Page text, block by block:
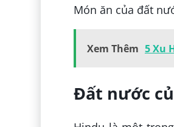
Món ăn của đất
Xem Thêm 5 Xu
Đất nước